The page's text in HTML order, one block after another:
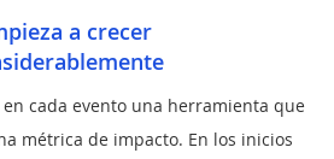
a crecer
cada evento una herramienta que
métrica de impacto. En los inicios